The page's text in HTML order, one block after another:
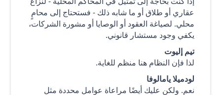
عقاري أو طلاق أو ما شابه ذلك - فستحتاج إلى محامٍ
محلي. لصياغة العقود أو الوصايا أو مشورة الشركات،
يكفي وجود مستشار قانوني.
تيم إليوت
لذا فإن النظام هنا منظم للغاية.
لودميلا يامالوفا
نعم. ولكن عليك أيضًا مراعاة عوامل محددة مثل